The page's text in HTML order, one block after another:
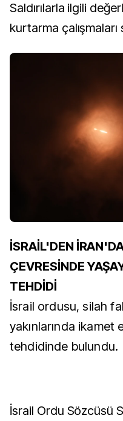
Saldırılarla ilgili
kurtarma çalışmaları
İSRAİL'DEN
ÇEVRESİNDE
TEHDİDİ
İsrail ordusu, silah
yakınlarında ikamet
tehdidinde bulundu.
İsrail Ordu Sözcüsü